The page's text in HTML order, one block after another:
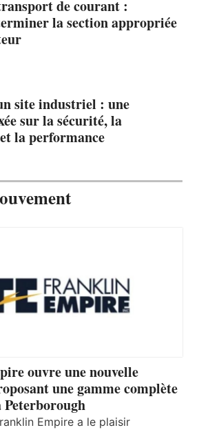
de courant :
la section appropriée
site industriel : une
sur la sécurité, la
la performance
ouvre une nouvelle
une gamme complète
Empire a le plaisir